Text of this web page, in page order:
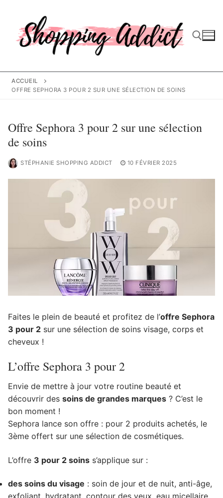
contenu
ACCUEIL
OFFRE SEPHORA 3 POUR 2 SUR UNE SÉLECTION DE SOINS
Offre Sephora 3 pour 2 sur une sélection
de soins
STÉPHANIE SHOPPING ADDICT 10 FÉVRIER 2025
Faites le plein de beauté et profitez de l’offre Sephora
3 pour 2 sur une sélection de soins visage, corps et
cheveux !
L’offre Sephora 3 pour 2
Envie de mettre à jour votre routine beauté et
découvrir des soins de grandes marques ? C’est le
bon moment !
Sephora lance son offre : pour 2 produits achetés, le
3ème offert sur une sélection de cosmétiques.
L’offre 3 pour 2 soins s’applique sur :
des soins du visage : soin de jour et de nuit, anti-âge,